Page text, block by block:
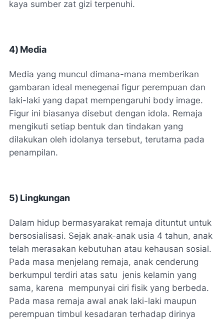
kaya sumber zat gizi terpenuhi.
4) Media
Media yang muncul dimana-mana memberikan
gambaran ideal menegenai figur perempuan dan
laki-laki yang dapat mempengaruhi body image.
Figur ini biasanya disebut dengan idola. Remaja
mengikuti setiap bentuk dan tindakan yang
dilakukan oleh idolanya tersebut, terutama pada
penampilan.
5) Lingkungan
Dalam hidup bermasyarakat remaja dituntut untuk
bersosialisasi. Sejak anak-anak usia 4 tahun, anak
telah merasakan kebutuhan atau kehausan sosial.
Pada masa menjelang remaja, anak cenderung
berkumpul terdiri atas satu jenis kelamin yang
sama, karena mempunyai ciri fisik yang berbeda.
Pada masa remaja awal anak laki-laki maupun
perempuan timbul kesadaran terhadap dirinya